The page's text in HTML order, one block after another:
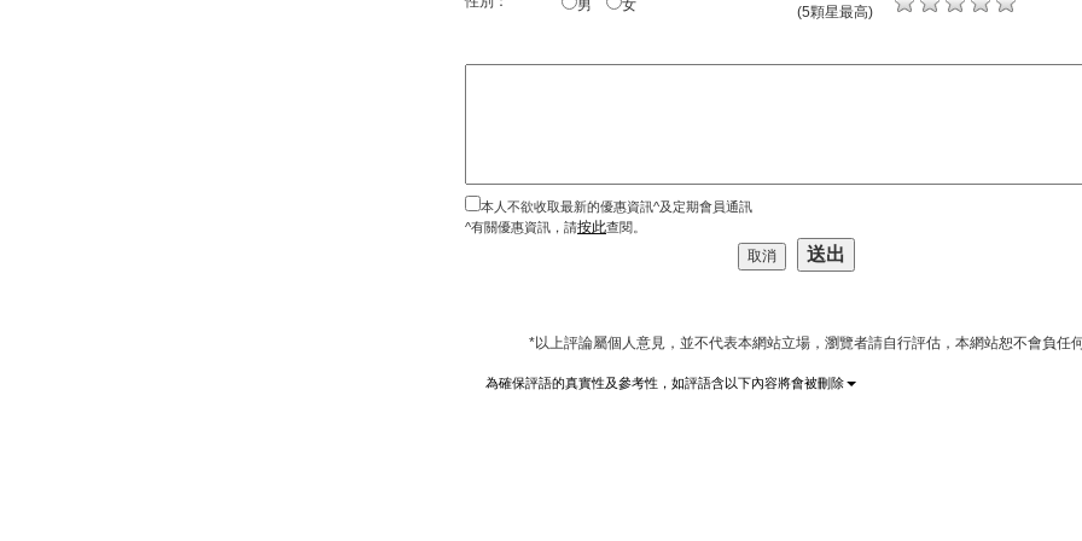
男 女 (5顆星最高)
本人不欲收取最新的優惠資訊^及定期會員通訊
^有關優惠資訊，請按此查閱。
*以上評論屬個人意見，並不代表本網站立場，瀏覽者請自行評估，本網站恕不會負任
為確保評語的真實性及參考性，如評語含以下內容將會被刪除